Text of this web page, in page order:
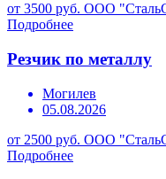
от 3500 руб. ООО
Подробнее
Резчик по металлу
Могилев
05.08.2026
от 2500 руб. ООО
Подробнее